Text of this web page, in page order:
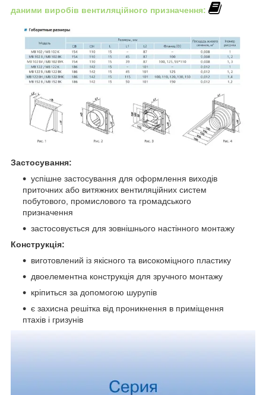
даними виробів вентиляційного призначення:
Застосування:
успішне застосування для оформлення виходів
приточних або витяжних вентиляційних систем
побутового, промислового та громадського
призначення
застосовується для зовнішнього настінного монтажу
Конструкція:
виготовлений із якісного та високоміцного пластику
двоелементна конструкція для зручного монтажу
кріпиться за допомогою шурупів
є захисна решітка від проникнення в приміщення
птахів і гризунів